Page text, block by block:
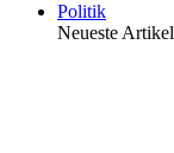
Politik
Neueste Artikel